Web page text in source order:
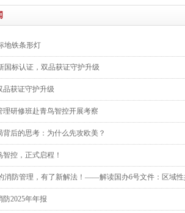
地铁条形灯
国标认证，双品获证守护升级
品获证守护升级
理研修班赴青鸟智控开展考察
背后的思考：为什么先攻欧美？
控，正式启程！
消防管理，有了新解法！——解读国办6号文件：区域性
2025年年报